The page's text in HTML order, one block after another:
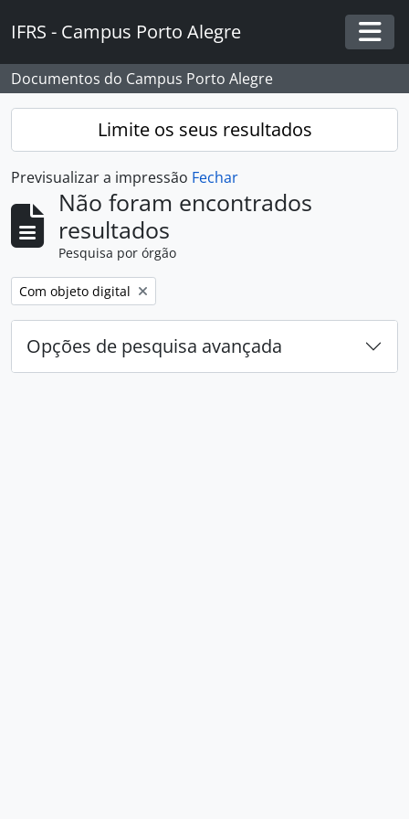
IFRS - Campus Porto Alegre
Documentos do Campus Porto Alegre
Limite os seus resultados
Previsualizar a impressão Fechar
Não foram encontrados
resultados
Pesquisa por órgão
Remover filtro:
Com objeto digital
Opções de pesquisa avançada